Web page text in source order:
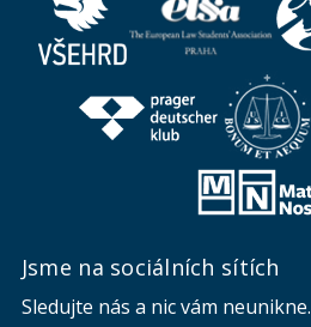
Jsme na sociálních sítích
Sledujte nás a nic vám neunikne.